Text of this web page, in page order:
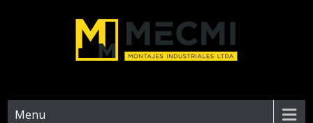
Menu